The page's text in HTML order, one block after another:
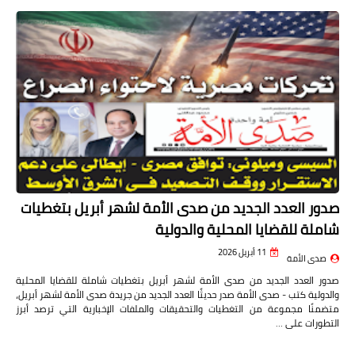
صدور العدد الجديد من صدى الأمة لشهر أبريل بتغطيات
شاملة للقضايا المحلية والدولية
صدى الأمة 11 أبريل 2026
صدور العدد الجديد من صدى الأمة لشهر أبريل بتغطيات شاملة للقضايا المحلية
والدولية كتب - صدى الأمة صدر حديثًا العدد الجديد من جريدة صدى الأمة لشهر أبريل،
متضمنًا مجموعة من التغطيات والتحقيقات والملفات الإخبارية التي ترصد أبرز
التطورات على …